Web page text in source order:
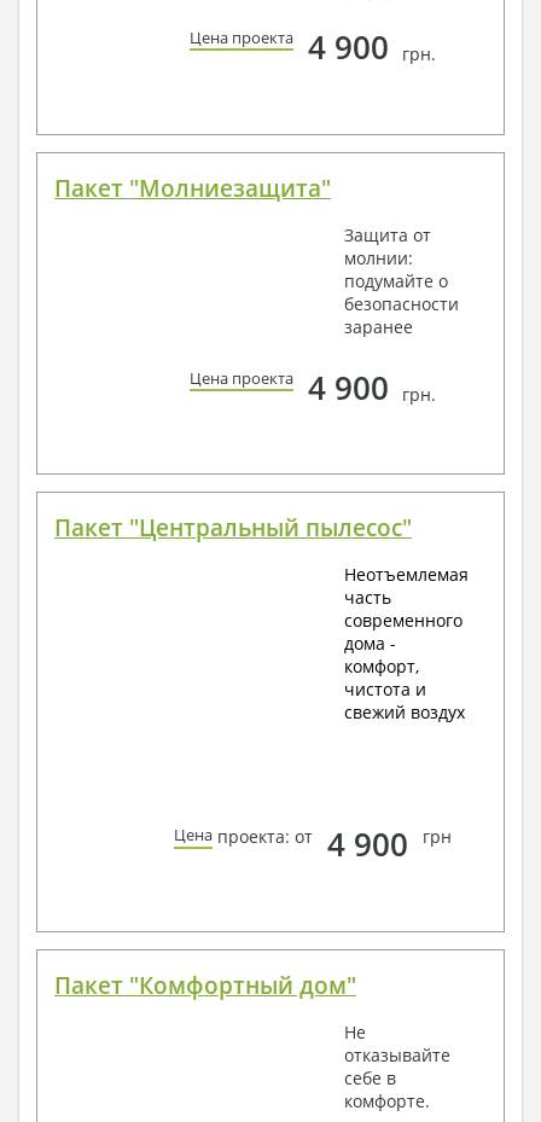
Цена проекта 4 900 грн.
Пакет "Молниезащита"
Защита от
молнии:
подумайте о
безопасности
заранее
Цена проекта 4 900 грн.
Пакет "Центральный пылесос"
Неотъемлемая
часть
современного
дома -
комфорт,
чистота и
свежий воздух
Цена проекта: от 4 900 грн
Пакет "Комфортный дом"
Не
отказывайте
себе в
комфорте.